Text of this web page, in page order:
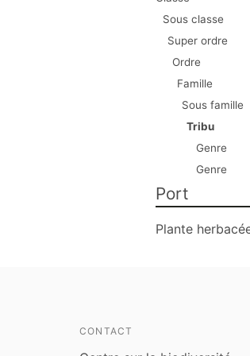
Sous classe
Super ordre
Ordre
Famille
Sous famille
Tribu
Genre
Genre
Port
Plante
CONTACT